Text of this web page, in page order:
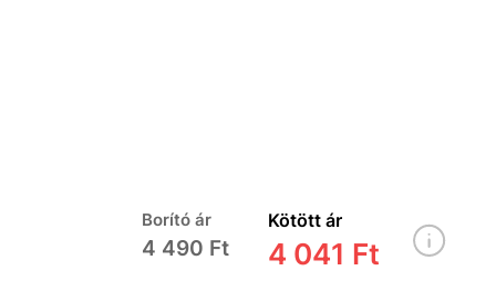
Borító ár
4 490 Ft
Kötött ár
4 041 Ft